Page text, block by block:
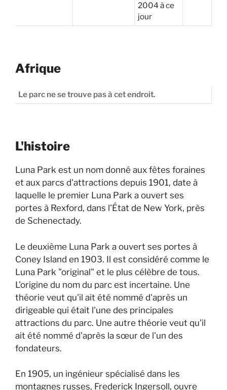
2004 à ce
jour
Afrique
Le parc ne se trouve pas à cet endroit.
L'histoire
Luna Park est un nom donné aux fêtes foraines
et aux parcs d'attractions depuis 1901, date à
laquelle le premier Luna Park a ouvert ses
portes à Rexford, dans l'État de New York, près
de Schenectady.
Le deuxième Luna Park a ouvert ses portes à
Coney Island en 1903. Il est considéré comme le
Luna Park "original" et le plus célèbre de tous.
L'origine du nom du parc est incertaine. Une
théorie veut qu'il ait été nommé d'après un
dirigeable qui était l'une des principales
attractions du parc. Une autre théorie veut qu'il
ait été nommé d'après la sœur de l'un des
fondateurs.
En 1905, un ingénieur spécialisé dans les
montagnes russes, Frederick Ingersoll, ouvre